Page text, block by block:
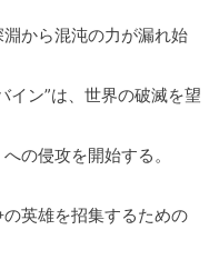
から混沌の力が漏れ始
イン”は、世界の破滅を望
の侵攻を開始する。
英雄を招集するための